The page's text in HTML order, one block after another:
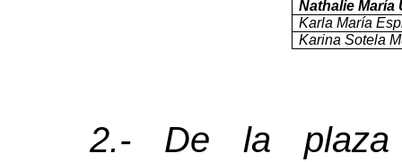
Nathalie María
Karla María
Karina Sotela
2.- De la